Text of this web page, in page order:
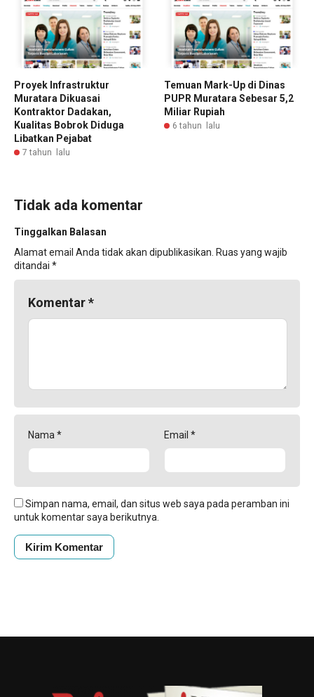
Proyek Infrastruktur
Muratara Dikuasai
Kontraktor Dadakan,
Kualitas Bobrok Diduga
Libatkan Pejabat
7 tahun lalu
Temuan Mark-Up di Dinas
PUPR Muratara Sebesar 5,2
Miliar Rupiah
6 tahun lalu
Tidak ada komentar
Tinggalkan Balasan
Alamat email Anda tidak akan dipublikasikan. Ruas yang wajib
ditandai *
Komentar*
Nama * Email *
Simpan nama, email, dan situs web saya pada peramban ini
untuk komentar saya berikutnya.